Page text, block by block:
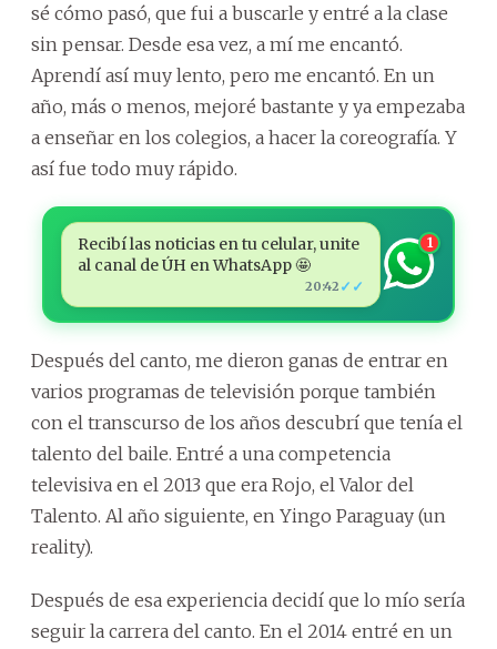
sé cómo pasó, que fui a buscarle y entré a la clase
sin pensar. Desde esa vez, a mí me encantó.
Aprendí así muy lento, pero me encantó. En un
año, más o menos, mejoré bastante y ya empezaba
a enseñar en los colegios, a hacer la coreografía. Y
así fue todo muy rápido.
Recibí las noticias en tu celular, unite
al canal de ÚH en WhatsApp 🤩
20:42 ✓✓
1
Después del canto, me dieron ganas de entrar en
varios programas de televisión porque también
con el transcurso de los años descubrí que tenía el
talento del baile. Entré a una competencia
televisiva en el 2013 que era Rojo, el Valor del
Talento. Al año siguiente, en Yingo Paraguay (un
reality).
Después de esa experiencia decidí que lo mío sería
seguir la carrera del canto. En el 2014 entré en un